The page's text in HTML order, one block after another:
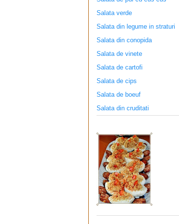
Salata verde
Salata din legume in straturi
Salata din conopida
Salata de vinete
Salata de cartofi
Salata de cips
Salata de boeuf
Salata din cruditati